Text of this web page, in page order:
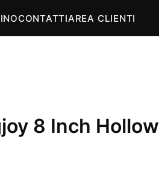
CONTATTIAREA CLIENTI
8 Inch Hollow